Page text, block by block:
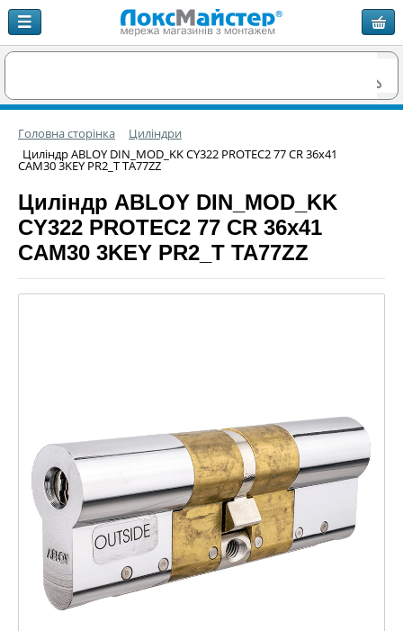
Головна сторінка
Циліндри
Циліндр ABLOY DIN_MOD_KK CY322 PROTEC2 77 CR 36x41
CAM30 3KEY PR2_T TA77ZZ
Циліндр ABLOY DIN_MOD_KK
CY322 PROTEC2 77 CR 36x41
CAM30 3KEY PR2_T TA77ZZ